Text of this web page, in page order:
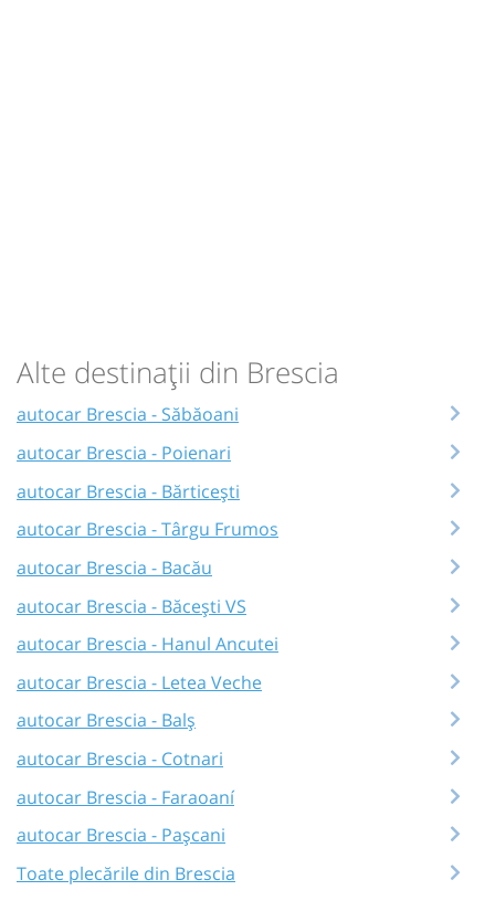
Alte destinații din Brescia
autocar Brescia - Săbăoani
autocar Brescia - Poienari
autocar Brescia - Bărticești
autocar Brescia - Târgu Frumos
autocar Brescia - Bacău
autocar Brescia - Băcești VS
autocar Brescia - Hanul Ancutei
autocar Brescia - Letea Veche
autocar Brescia - Balș
autocar Brescia - Cotnari
autocar Brescia - Faraoaní
autocar Brescia - Pașcani
Toate plecările din Brescia